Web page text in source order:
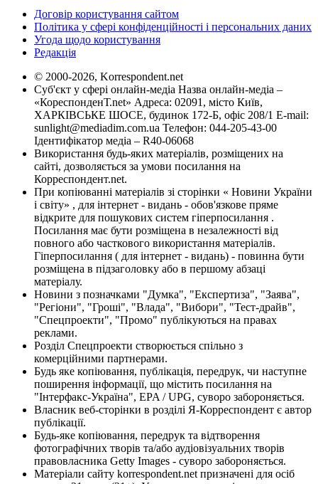
Договір користування сайтом
Політика у сфері конфіденційності і персональних даних
Угода щодо користування
Редакція
© 2000-2026, Korrespondent.net
Суб'єкт у сфері онлайн-медіа Назва онлайн-медіа –
«КореспонденТ.net» Адреса: 02091, місто Київ,
ХАРКІВСЬКЕ ШОСЕ, будинок 172-Б, офіс 208/1 E-mail:
sunlight@mediadim.com.ua Телефон: 044-205-43-00
Ідентифікатор медіа – R40-06068
Використання будь-яких матеріалів, розміщених на
сайті, дозволяється за умови посилання на
Корреспондент.net.
При копіюванні матеріалів зі сторінки « Новини України
і світу» , для інтернет - видань - обов'язкове пряме
відкрите для пошукових систем гіперпосилання .
Посилання має бути розміщена в незалежності від
повного або часткового використання матеріалів.
Гіперпосилання ( для інтернет - видань) - повинна бути
розміщена в підзаголовку або в першому абзаці
матеріалу.
Новини з позначками "Думка", "Експертиза", "Заява",
"Регіони", "Гроші", "Влада", "Вибори", "Тест-драйв",
"Спецпроекти", "Промо" публікуються на правах
реклами.
Розділ Спецпроекти створюється спільно з
комерційними партнерами.
Будь яке копіювання, публікація, передрук, чи наступне
поширення інформації, що містить посилання на
"Інтерфакс-Україна", EPA / UPG, суворо забороняється.
Власник веб-сторінки в розділі Я-Корреспондент є автор
публікації.
Будь-яке копіювання, передрук та відтворення
фотографічних творів та/або аудіовізуальних творів
правовласника Getty Images - суворо забороняється.
Матеріали сайту korrespondent.net призначені для осіб